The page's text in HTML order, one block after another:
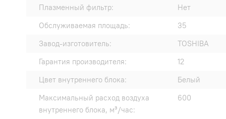
Плазменный фильтр:
Нет
Обслуживаемая площадь:
35
Завод-изготовитель:
TOSHIBA
Гарантия производителя:
12
Цвет внутреннего блока:
Белый
Максимальный расход воздуха
внутреннего блока, м³/час:
600